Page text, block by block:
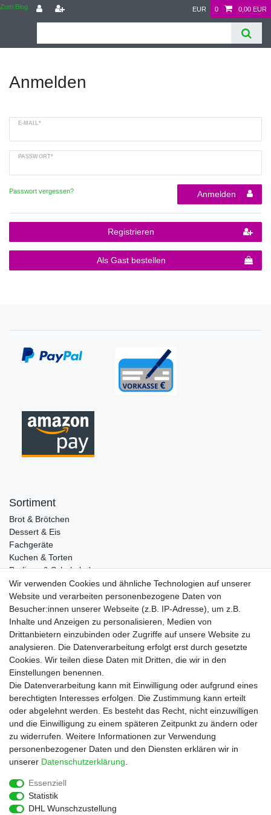
Zum Blog EUR 0 0,00 EUR
Anmelden
E-MAIL*
PASSWORT*
Passwort vergessen? Anmelden
Registrieren
Als Gast bestellen
Sortiment
Brot & Brötchen
Dessert & Eis
Fachgeräte
Kuchen & Torten
Pralinen & Schokolade
Lebensmittel
Gutscheine
Informationen
Zahlungsarten
Versandkosten
Service
Rezepte
Newsletter
Blog
Choco Patiss
|
Wir verwenden Cookies und ähnliche Technologien auf unserer
Website und verarbeiten personenbezogene Daten von
Besucher:innen unserer Webseite (z.B. IP-Adresse), um z.B.
Inhalte und Anzeigen zu personalisieren, Medien von
Drittanbietern einzubinden oder Zugriffe auf unsere Website zu
analysieren. Die Datenverarbeitung erfolgt erst durch gesetzte
Cookies. Wir teilen diese Daten mit Dritten, die wir in den
Einstellungen benennen.
Die Datenverarbeitung kann mit Einwilligung oder aufgrund eines
berechtigten Interesses erfolgen. Die Zustimmung kann erteilt
oder abgelehnt werden. Es besteht das Recht, nicht einzuwilligen
und die Einwilligung zu einem späteren Zeitpunkt zu ändern oder
zu widerrufen. Weitere Informationen zur Verwendung
personenbezogener Daten und den Diensten erklären wir in
unserer Daten­schutz­erklärung
Essenziell
Statistik
DHL Wunschzustellung